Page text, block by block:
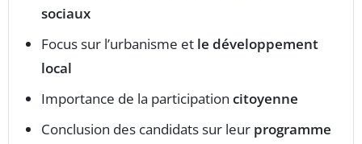
sociaux
Focus sur l’urbanisme et le développement
local
Importance de la participation citoyenne
Conclusion des candidats sur leur programme